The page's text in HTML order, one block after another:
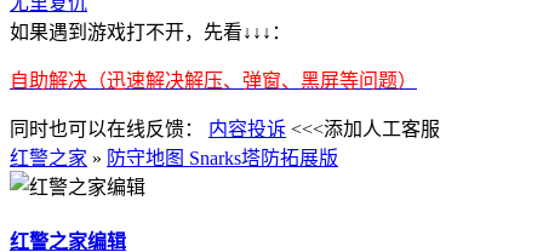
如果遇到游戏打不开，先看↓↓↓：
自助解决（迅速解决解压、弹窗、黑屏等问题）
同时也可以在线反馈： 内容投诉 <<<添加人工客服
红警之家 » 防守地图 Snarks塔防拓展版
红警之家编辑